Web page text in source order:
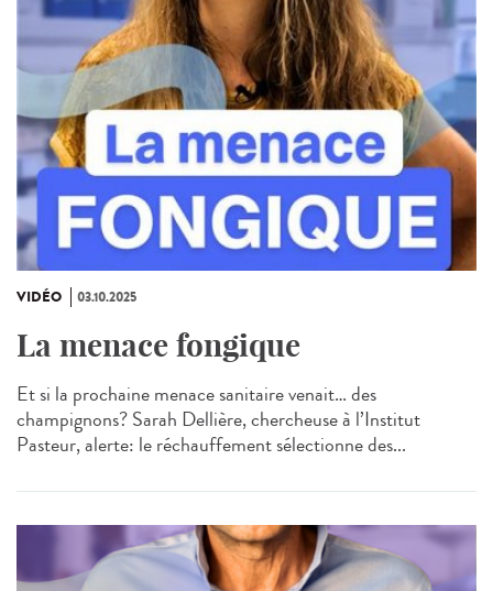
VIDÉO 03.10.2025
La menace fongique
Et si la prochaine menace sanitaire venait… des
champignons? Sarah Dellière, chercheuse à l’Institut
Pasteur, alerte: le réchauffement sélectionne des...